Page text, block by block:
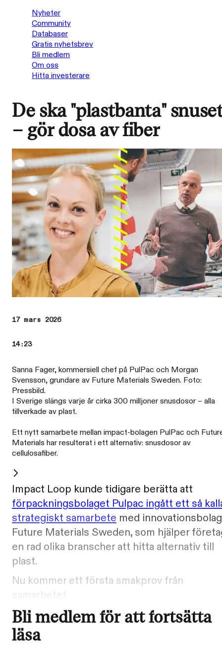
Nyheter
Community
Databaser
Gratis nyhetsbrev
Bli medlem
Om oss
Hitta investerare
De ska "plastbanta"
– gör dosa av fiber
17 mars 2026
14:23
Sanna Fager, kommersiell chef på PulPac och Morgan
Svensson, grundare av Future Materials Sweden. Foto:
Pressbild.
I Sverige slängs varje år cirka 300 milljoner snusdosor – alla
tillverkade av plast.
Ett nytt samarbete mellan impact-bolagen PulPac och
Materials har resulterat i ett alternativ: snusdosor av
cellulosafiber.
Impact Loop kunde tidigare berätta att
förpackningsbolaget Pulpac ingått ett så
strategiskt samarbete med
Future Materials Sweden, som hjälper
en rad olika branscher att hitta alternativ till
plast.
Nu kommer ett första smakprov från
samarbetet.
Bli medlem för att fortsätta
läsa